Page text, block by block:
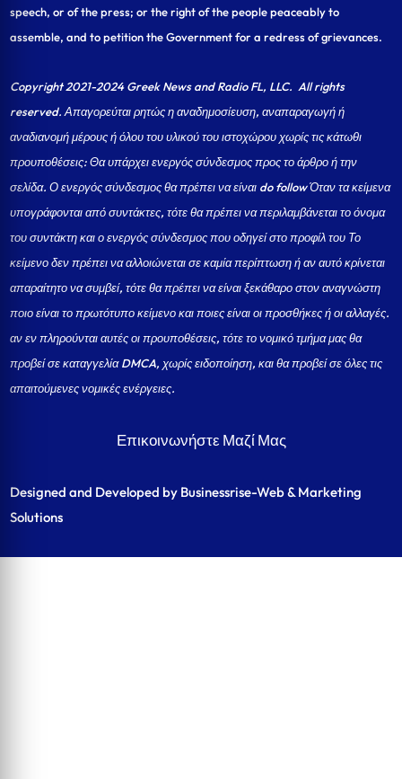
speech, or of the press; or the right of the people peaceably to
assemble, and to petition the Government for a redress of grievances.
Copyright 2021-2024 Greek News and Radio FL, LLC. All rights
reserved. Απαγορεύται ρητώς η αναδημοσίευση, αναπαραγωγή ή
αναδιανομή μέρους ή όλου του υλικού του ιστοχώρου χωρίς τις κάτωθι
προυποθέσεις: Θα υπάρχει ενεργός σύνδεσμος προς το άρθρο ή την
σελίδα.Ο ενεργός σύνδεσμος θα πρέπει να είναι do follow Όταν τα κείμενα
υπογράφονται από συντάκτες, τότε θα πρέπει να περιλαμβάνεται το όνομα
του συντάκτη και ο ενεργός σύνδεσμος που οδηγεί στο προφίλ του Το
κείμενο δεν πρέπει να αλλοιώνεται σε καμία περίπτωση ή αν αυτό κρίνεται
απαραίτητο να συμβεί, τότε θα πρέπει να είναι ξεκάθαρο στον αναγνώστη
ποιο είναι το πρωτότυπο κείμενο και ποιες είναι οι προσθήκες ή οι αλλαγές.
αν εν πληρούνται αυτές οι προυποθέσεις, τότε το νομικό τμήμα μας θα
προβεί σε καταγγελία DMCA, χωρίς ειδοποίηση, και θα προβεί σε όλες τις
απαιτούμενες νομικές ενέργειες.
Επικοινωνήστε Μαζί Μας
Designed and Developed by Businessrise-Web & Marketing
Solutions